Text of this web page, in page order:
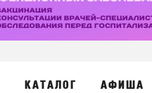
КАТАЛОГ АФИША